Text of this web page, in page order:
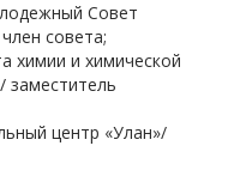
Совет
совета;
химии и химической
заместитель
центр «Улан»/